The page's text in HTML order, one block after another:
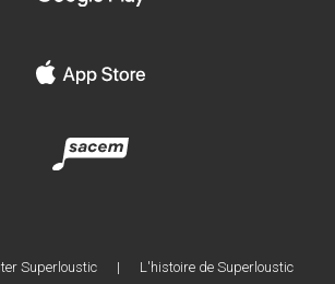
Superloustic |
L'histoire de Superloustic